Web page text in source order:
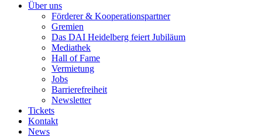
Über uns
Förderer & Kooperationspartner
Gremien
Das DAI Heidelberg feiert Jubiläum
Mediathek
Hall of Fame
Vermietung
Jobs
Barrierefreiheit
Newsletter
Tickets
Kontakt
News